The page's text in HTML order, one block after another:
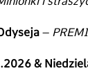
–
&